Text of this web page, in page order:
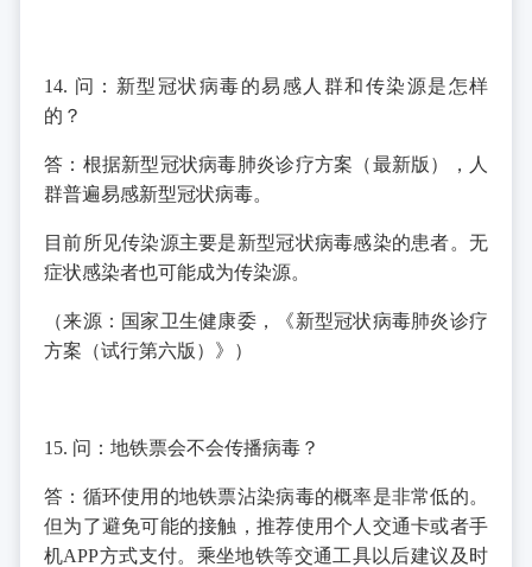
14. 问：新型冠状病毒的易感人群和传染源是怎样
的？
答：根据新型冠状病毒肺炎诊疗方案（最新版），人
群普遍易感新型冠状病毒。
目前所见传染源主要是新型冠状病毒感染的患者。无
症状感染者也可能成为传染源。
（来源：国家卫生健康委，《新型冠状病毒肺炎诊疗
方案（试行第六版）》）
15. 问：地铁票会不会传播病毒？
答：循环使用的地铁票沾染病毒的概率是非常低的。
但为了避免可能的接触，推荐使用个人交通卡或者手
机APP方式支付。乘坐地铁等交通工具以后建议及时